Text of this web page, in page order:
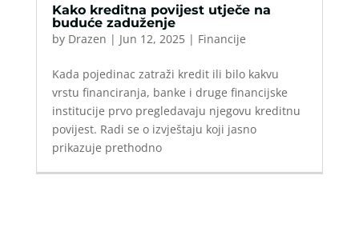
Kako kreditna povijest utječe na
buduće zaduženje
by Drazen | Jun 12, 2025| Financije
Kada pojedinac zatraži kredit ili bilo kakvu
vrstu financiranja, banke i druge financijske
institucije prvo pregledavaju njegovu kreditnu
povijest. Radi se o izvještaju koji jasno
prikazuje prethodno